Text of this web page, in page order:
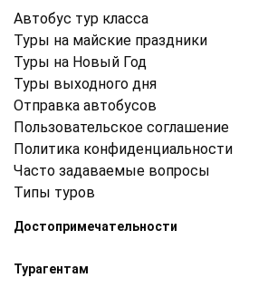
Автобус тур класса
Туры на майские праздники
Туры на Новый Год
Туры выходного дня
Отправка автобусов
Пользовательское соглашение
Политика конфиденциальности
Часто задаваемые вопросы
Типы туров
Достопримечательности
Турагентам